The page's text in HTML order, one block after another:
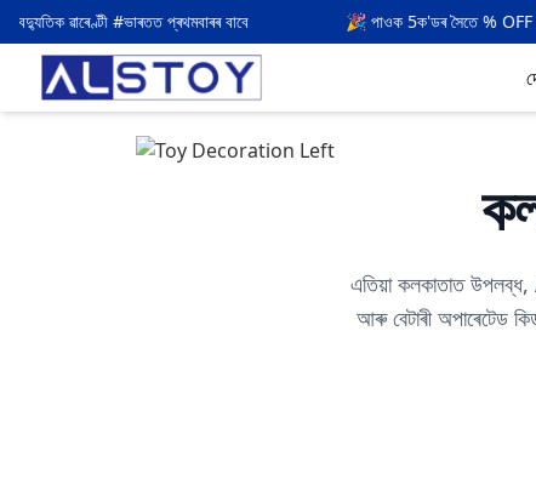
বাবে 🎉 পাওক ক'ডৰ সৈতে % OFF ALSTOY5
এতিয়া কলকাতাত
আৰু বেটাৰী অপাৰেটেড